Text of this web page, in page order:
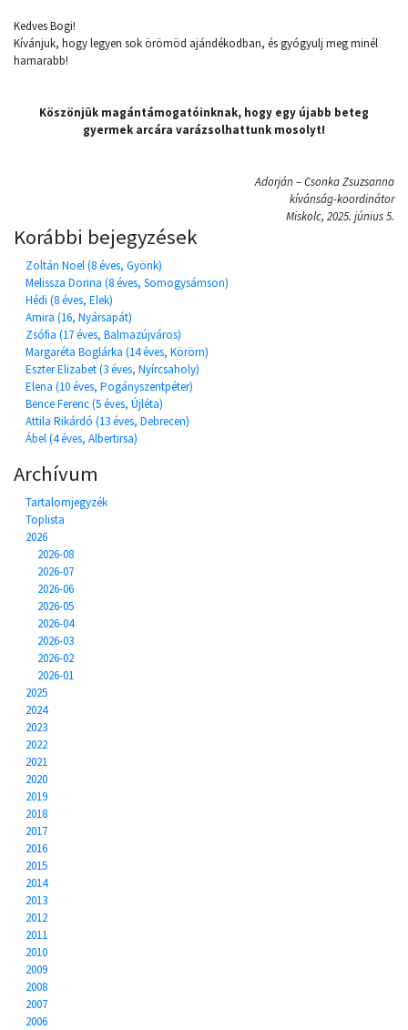
Kedves Bogi!
Kívánjuk, hogy legyen sok örömöd ajándékodban, és gyógyulj meg minél
hamarabb!
Köszönjük magántámogatóinknak, hogy egy újabb beteg
gyermek arcára varázsolhattunk mosolyt!
Adorján – Csonka Zsuzsanna
kívánság-koordinátor
Miskolc, 2025. június 5.
Korábbi bejegyzések
Zoltán Noel (8 éves, Gyönk)
Melissza Dorina (8 éves, Somogysámson)
Hédi (8 éves, Elek)
Amira (16, Nyársapát)
Zsófia (17 éves, Balmazújváros)
Margaréta Boglárka (14 éves, Köröm)
Eszter Elizabet (3 éves, Nyírcsaholy)
Elena (10 éves, Pogányszentpéter)
Bence Ferenc (5 éves, Újléta)
Attila Rikárdó (13 éves, Debrecen)
Ábel (4 éves, Albertirsa)
Archívum
Tartalomjegyzék
Toplista
2026
2026-08
2026-07
2026-06
2026-05
2026-04
2026-03
2026-02
2026-01
2025
2024
2023
2022
2021
2020
2019
2018
2017
2016
2015
2014
2013
2012
2011
2010
2009
2008
2007
2006